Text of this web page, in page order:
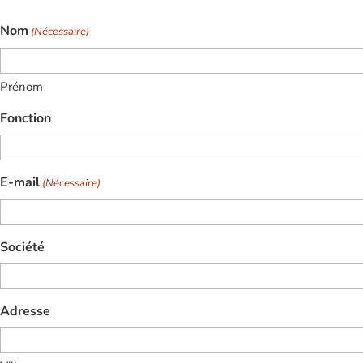
Nom (Nécessaire)
Prénom
Fonction
E-mail (Nécessaire)
Société
Adresse